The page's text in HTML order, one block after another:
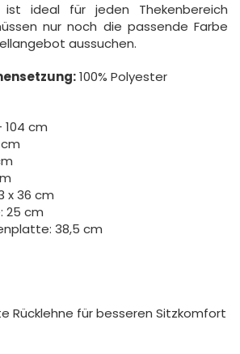
ist ideal für jeden Thekenbereich
nur noch die passende Farbe
aussuchen.
100% Polyester
cm
x 36 cm
25 cm
38,5 cm
Rücklehne für besseren Sitzkomfort